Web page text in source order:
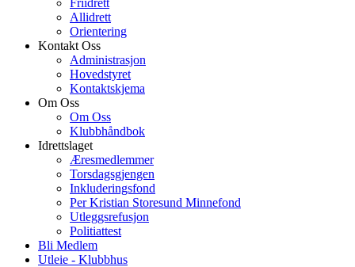
Friidrett
Allidrett
Orientering
Kontakt Oss
Administrasjon
Hovedstyret
Kontaktskjema
Om Oss
Om Oss
Klubbhåndbok
Idrettslaget
Æresmedlemmer
Torsdagsgjengen
Inkluderingsfond
Per Kristian Storesund Minnefond
Utleggsrefusjon
Politiattest
Bli Medlem
Utleie - Klubbhus